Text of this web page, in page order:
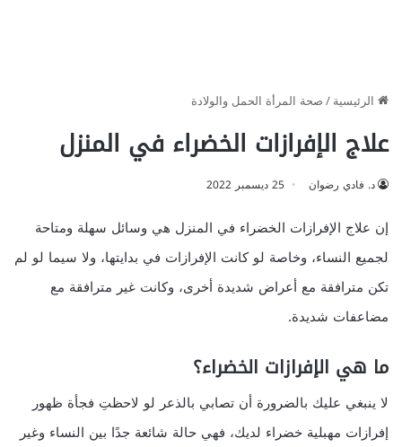
الرئيسية/صحة المرأة الحمل والولادة
علاج الإفرازات الخضراء في المنزل
د. فادي رضوان 25 ديسمبر 2022
إن علاج الإفرازات الخضراء في المنزل هي وسائل سهلة ومتاحة
لجميع النساء، وخاصة لو كانت الإفرازات في بدايتها، ولا سيما لو لم
تكن مترافقة مع أعراض شديدة أخرى، وكانت غير مترافقة مع
مضاعفات شديدة.
ما هي الإفرازات الخضراء؟
لا ينبغي عليك بالضرورة أن تصابي بالذعر لو لاحظتِ فجأة ظهور
إفرازات مهبلية خضراء لديك، فهي حالة شائعة جدًا بين النساء وغير